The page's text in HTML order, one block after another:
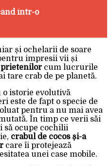
într-o
și ochelarii de soare
impresii vii și
prietenilor cum lucrurile
tare crab de pe planetă.
istorie evolutivă
este de fapt o specie de
pentru a nu mai avea
În timp ce verii săi
să ocupe cochilii
crabul de cocos și-a
care îi protejează
unei case mobile.